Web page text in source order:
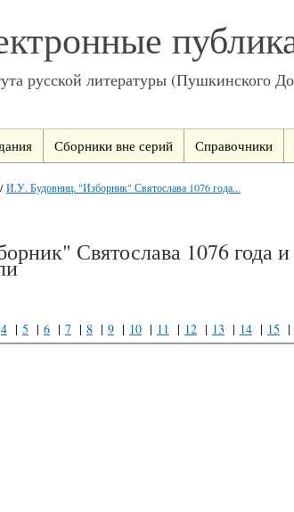
русской литературы (Пушкинского
Сборники вне серий Справочники
/И.У. Будовниц. "Изборник" Святослава 1076 года...
Святослава 1076 года
4 | 5 | 6 | 7 | 8 | 9 | 10 | 11 | 12 | 13 | 14 | 15 |